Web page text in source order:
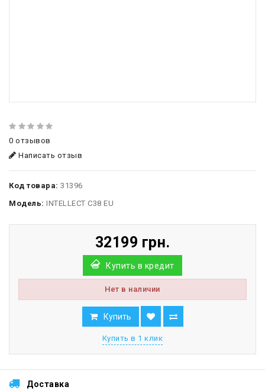
0 отзывов
Написать отзыв
Код товара: 31396
Модель: INTELLECT C38 EU
32199 грн.
Купить в кредит
Нет в наличии
Купить
Купить в 1 клик
Доставка